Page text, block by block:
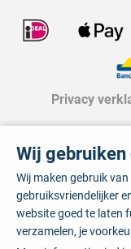
Privacy
Wij gebruiken
Wij maken gebruik
gebruiksvriendelijker
website goed te laten
verzamelen, je